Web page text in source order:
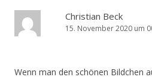
Christian Beck
15. November 2020 um
Wenn man den schönen Bildchen